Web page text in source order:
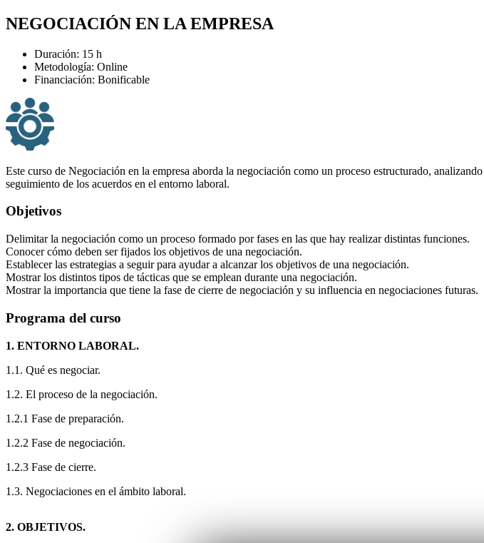
NEGOCIACIÓN EN LA EMPRESA
Duración: 15 h
Metodología: Online
Financiación: Bonificable
Este curso de Negociación en la empresa aborda la negociación como un proceso estructurado,
seguimiento de los acuerdos en el entorno laboral.
Objetivos
Delimitar la negociación como un proceso formado por fases en las que hay realizar distintas funciones.
Conocer cómo deben ser fijados los objetivos de una negociación.
Establecer las estrategias a seguir para ayudar a alcanzar los objetivos de una negociación.
Mostrar los distintos tipos de tácticas que se emplean durante una negociación.
Mostrar la importancia que tiene la fase de cierre de negociación y su influencia en negociaciones futuras.
Programa del curso
1. ENTORNO LABORAL.
1.1. Qué es negociar.
1.2. El proceso de la negociación.
1.2.1 Fase de preparación.
1.2.2 Fase de negociación.
1.2.3 Fase de cierre.
1.3. Negociaciones en el ámbito laboral.
2. OBJETIVOS.